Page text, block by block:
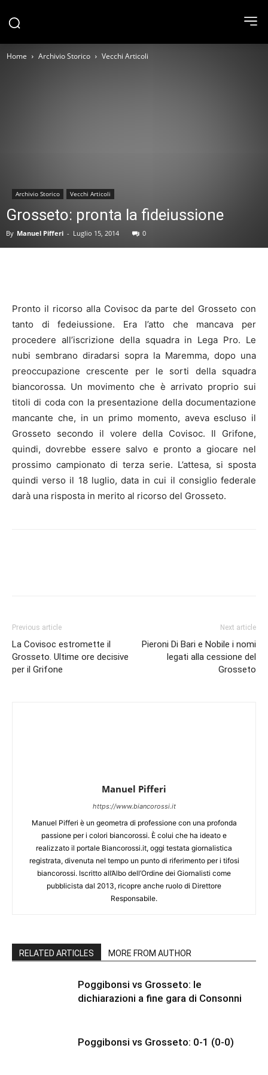
Home Archivio Storico Vecchi Articoli
Archivio Storico Vecchi Articoli
Grosseto: pronta la fideiussione
By Manuel Pifferi - Luglio 15, 2014 0
Pronto il ricorso alla Covisoc da parte del Grosseto con
tanto di fedeiussione. Era l’atto che mancava per
procedere all’iscrizione della squadra in Lega Pro. Le
nubi sembrano diradarsi sopra la Maremma, dopo una
preoccupazione crescente per le sorti della squadra
biancorossa. Un movimento che è arrivato proprio sui
titoli di coda con la presentazione della documentazione
mancante che, in un primo momento, aveva escluso il
Grosseto secondo il volere della Covisoc. Il Grifone,
quindi, dovrebbe essere salvo e pronto a giocare nel
prossimo campionato di terza serie. L’attesa, si sposta
quindi verso il 18 luglio, data in cui il consiglio federale
darà una risposta in merito al ricorso del Grosseto.
Previous article
La Covisoc estromette il
Grosseto. Ultime ore decisive
per il Grifone
Next article
Pieroni Di Bari e Nobile i nomi
legati alla cessione del
Grosseto
Manuel Pifferi
https://www.biancorossi.it
Manuel Pifferi è un geometra di professione con una profonda
passione per i colori biancorossi. È colui che ha ideato e
realizzato il portale Biancorossi.it, oggi testata giornalistica
registrata, divenuta nel tempo un punto di riferimento per i tifosi
biancorossi. Iscritto all’Albo dell’Ordine dei Giornalisti come
pubblicista dal 2013, ricopre anche ruolo di Direttore
Responsabile.
RELATED ARTICLES MORE FROM AUTHOR
Poggibonsi vs Grosseto: le
dichiarazioni a fine gara di Consonni
Poggibonsi vs Grosseto: 0-1 (0-0)